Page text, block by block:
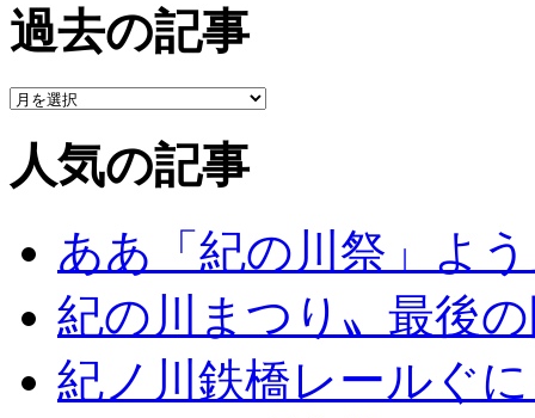
過去の記事
人気の記事
ああ「紀の川祭」よ
紀の川まつり〟最後
紀ノ川鉄橋レールぐ